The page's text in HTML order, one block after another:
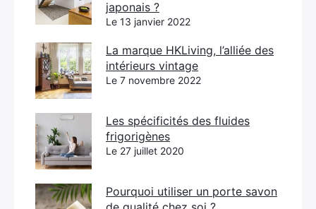
japonais ?
Le 13 janvier 2022
La marque HKLiving, l’alliée des
intérieurs vintage
Le 7 novembre 2022
Les spécificités des fluides
frigorigènes
Le 27 juillet 2020
Pourquoi utiliser un porte savon